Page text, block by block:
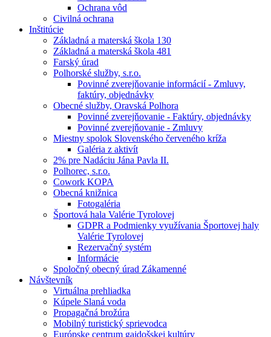
Ochrana vôd
Civilná ochrana
Inštitúcie
Základná a materská škola 130
Základná a materská škola 481
Farský úrad
Polhorské služby, s.r.o.
Povinné zverejňovanie informácií - Zmluvy,
faktúry, objednávky
Obecné služby, Oravská Polhora
Povinné zverejňovanie - Faktúry, objednávky
Povinné zverejňovanie - Zmluvy
Miestny spolok Slovenského červeného kríža
Galéria z aktivít
2% pre Nadáciu Jána Pavla II.
Polhorec, s.r.o.
Cowork KOPA
Obecná knižnica
Fotogaléria
Športová hala Valérie Tyrolovej
GDPR a Podmienky využívania Športovej haly
Valérie Tyrolovej
Rezervačný systém
Informácie
Spoločný obecný úrad Zákamenné
Návštevník
Virtuálna prehliadka
Kúpele Slaná voda
Propagačná brožúra
Mobilný turistický sprievodca
Európske centrum gajdošskej kultúry